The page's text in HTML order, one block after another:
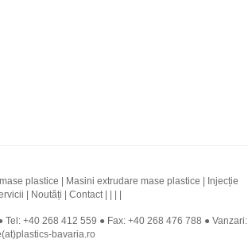
plastice Masini extrudare mase plastice
Injecție
Noutăți Contact|
Tel: +40 268 412 559 ● Fax: +40 268 476 788 ● Vanzari:
bavaria.ro